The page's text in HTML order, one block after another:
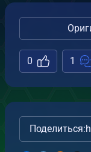
0 1
Поделиться: